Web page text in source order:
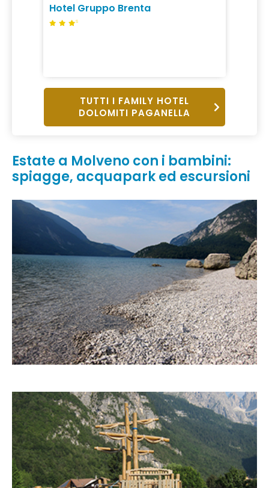
Hotel Gruppo Brenta
S
TUTTI I FAMILY HOTEL
DOLOMITI PAGANELLA
Estate a Molveno con i bambini:
spiagge, acquapark ed escursioni